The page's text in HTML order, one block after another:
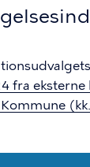
fra eksterne